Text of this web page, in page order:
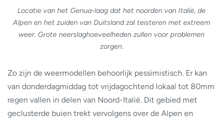
Locatie van het Genua-laag dat het noorden van Italië, de
Alpen en het zuiden van Duitsland zal teisteren met extreem
weer. Grote neerslaghoeveelheden zullen voor problemen
zorgen.
Zo zijn de weermodellen behoorlijk pessimistisch. Er kan
van donderdagmiddag tot vrijdagochtend lokaal tot 80mm
regen vallen in delen van Noord-Italië. Dit gebied met
geclusterde buien trekt vervolgens over de Alpen en